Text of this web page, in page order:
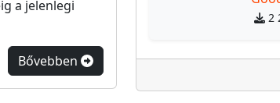
a jelenlegi
Bővebben
2